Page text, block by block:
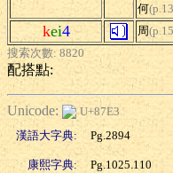
何
kei4 周
搜索次數: 8820
配搭點:
Unicode:
U+87E3
漢語大字典:
Pg.2894
康熙字典: Pg.1025.110